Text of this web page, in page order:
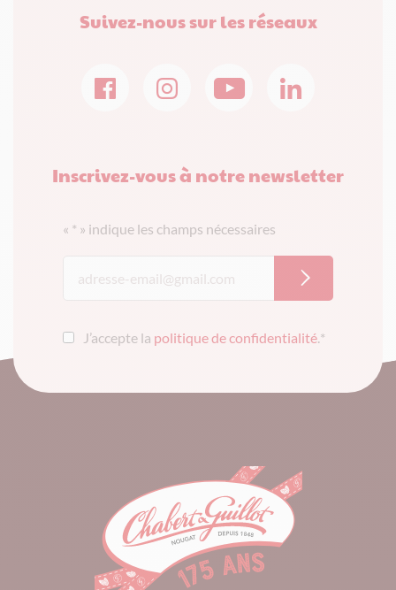
Suivez-nous sur les réseaux
Inscrivez-vous à notre newsletter
« * » indique les champs nécessaires
J’accepte la politique de confidentialité.*